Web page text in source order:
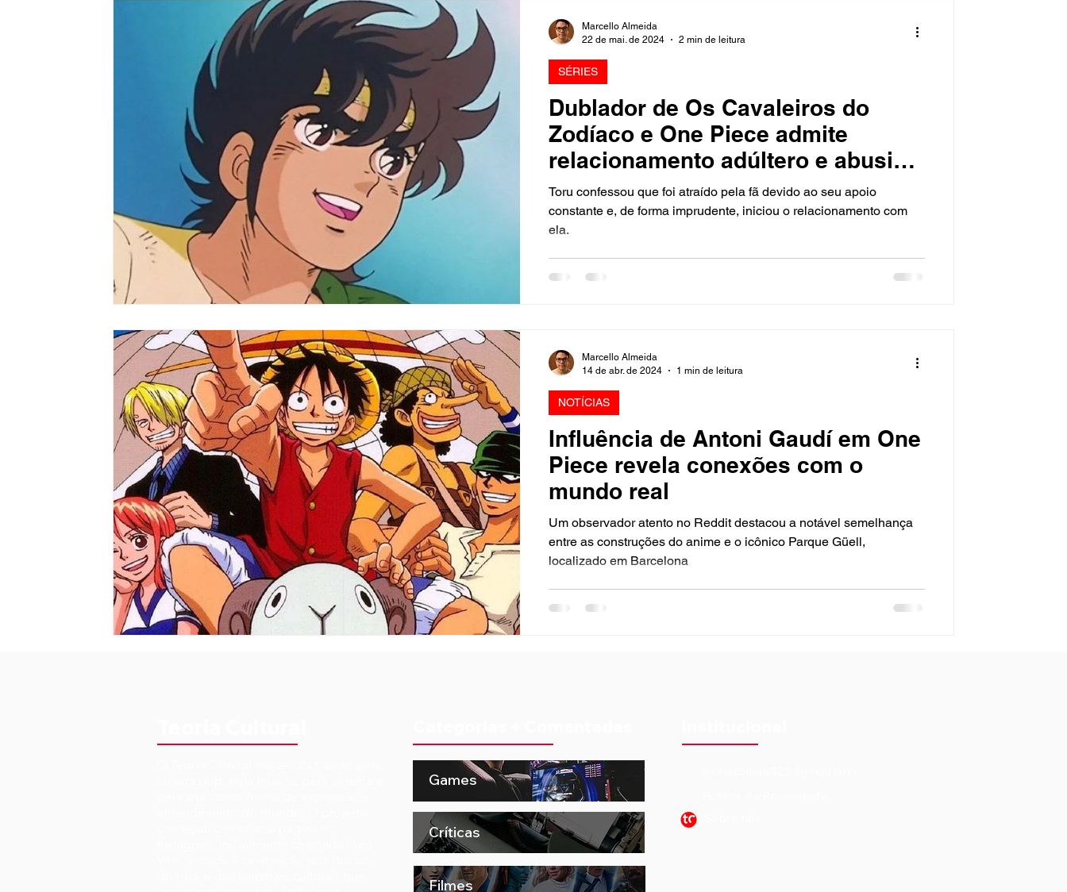
Dublador de Os Cavaleiros do
Zodíaco e One Piece admite
relacionamento adúltero e abusivo
com fã
Toru confessou que foi atraído pela fã devido ao seu apoio
constante e, de forma imprudente, iniciou o relacionamento com
ela.
SÉRIES
Marcello Almeida
22 de mai. de 2024
2 min de leitura
Influência de Antoni Gaudí em One
Piece revela conexões com o
mundo real
Um observador atento no Reddit destacou a notável semelhança
entre as construções do anime e o icônico Parque Güell,
localizado em Barcelona
NOTÍCIAS
Marcello Almeida
14 de abr. de 2024
1 min de leitura
Games
Críticas
Filmes